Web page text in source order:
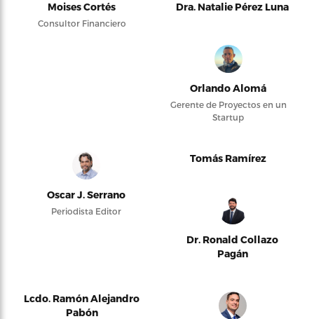
Moises Cortés
Consultor Financiero
Dra. Natalie Pérez Luna
Orlando Alomá
Gerente de Proyectos en un
Startup
Oscar J. Serrano
Periodista Editor
Tomás Ramírez
Dr. Ronald Collazo
Pagán
Lcdo. Ramón Alejandro
Pabón